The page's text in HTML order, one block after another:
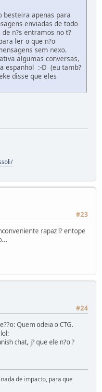
besteira apenas para
enviadas de todo
n?s entramos no t?
ler o que n?o
sem nexo.
algumas conversas,
espanhol :-D (eu tamb?
disse que eles
#23
rapaz l? entope
#24
Quem odeia o CTG.
chat, j? que ele n?o ?
de impacto, para que